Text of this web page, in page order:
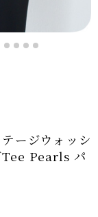
ージウォッシ
Tee Pearls パ